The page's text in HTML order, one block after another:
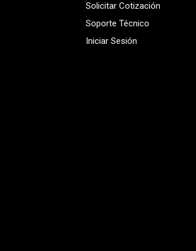
Solicitar Cotización
Soporte Técnico
Iniciar Sesión